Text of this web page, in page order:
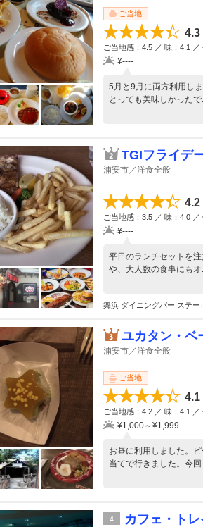
ご当地
4.3
ご当地感：4.5 ／ 味：4.1
¥----
5月と9月に両方利用し
とっても美味しかったで
TGIフライデ
浦安市／洋食全般
4.2
ご当地感：3.5 ／ 味：4.0
¥----
平日のランチセットを
や、大人数の食事にもオ
舞浜 ダイニングバー ステー
ユカタン・ベ
浦安市／洋食全般
ご当地
4.1
ご当地感：4.2 ／ 味：4.1
¥1,000～¥1,999
お昼に利用しました。
当てで行きました。今回
4 カフェ・ト